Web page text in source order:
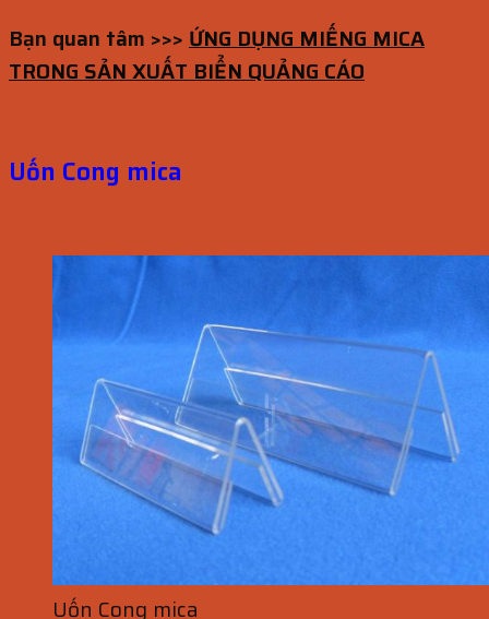
Bạn quan tâm >>> ỨNG DỤNG MIẾNG MICA
TRONG SẢN XUẤT BIỂN QUẢNG CÁO
Uốn Cong mica
Uốn Cong mica